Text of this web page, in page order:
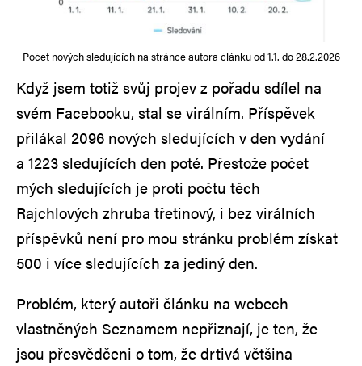
Počet nových sledujících na stránce autora článku od 1.1. do 28.2.2026
Když jsem totiž svůj projev z pořadu sdílel na
svém Facebooku, stal se virálním. Příspěvek
přilákal 2096 nových sledujících v den vydání
a 1223 sledujících den poté. Přestože počet
mých sledujících je proti počtu těch
Rajchlových zhruba třetinový, i bez virálních
příspěvků není pro mou stránku problém získat
500 i více sledujících za jediný den.
Problém, který autoři článku na webech
vlastněných Seznamem nepřiznají, je ten, že
jsou přesvědčeni o tom, že drtivá většina